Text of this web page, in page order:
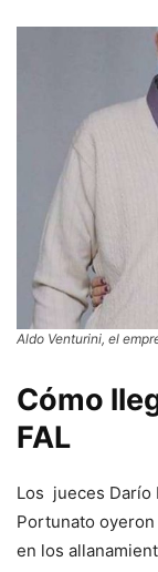
Aldo Venturini, el
Cómo
FAL
Los jueces Darío
Portunato
en los